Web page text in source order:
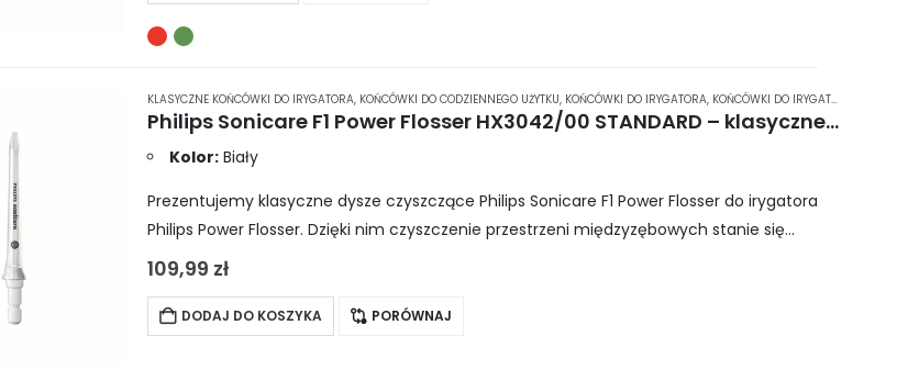
produkt
ma
wariantów.
Opcje
można
na
stronie
produktu
KLASYCZNE KOŃCÓWKI DO IRYGATORA, KOŃCÓWKI DO CODZIENNEGO UŻYTKU, KOŃCÓWKI DO IRYGATORA, KOŃCÓWKI DO IRYGATORA PHILIPS
Philips Sonicare F1 Power Flosser HX3042/00 STANDARD – klasyczne dysze do irygatora Philips Power Flosser 2 szt.
Kolor: Biały
Prezentujemy klasyczne dysze czyszczące Philips Sonicare F1 Power Flosser do irygatora
Philips Power Flosser. Dzięki nim czyszczenie przestrzeni międzyzębowych stanie się
skuteczne i bezpieczne. W zestawie znajdują się dwie dysze.
109,99 zł
DODAJ DO KOSZYKA PORÓWNAJ